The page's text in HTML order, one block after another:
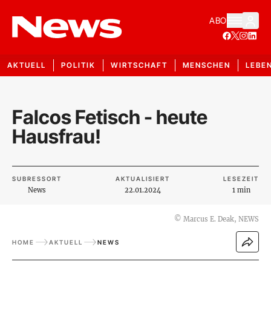
ABO
AKTUELL POLITIK WIRTSCHAFT MENSCHEN
Falcos Fetisch - heute
Hausfrau!
SUBRESSORT
News
AKTUALISIERT
22.01.2024
LESEZEIT
1 min
© Marcus E. Deak, NEWS
HOME AKTUELL NEWS